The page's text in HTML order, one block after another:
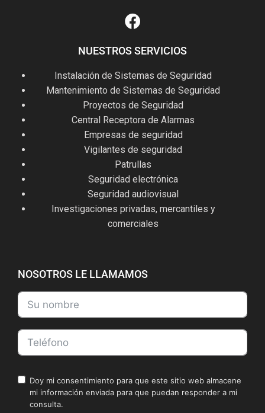
NUESTROS SERVICIOS
Instalación de Sistemas de Seguridad
Mantenimiento de Sistemas de Seguridad
Proyectos de Seguridad
Central Receptora de Alarmas
Empresas de seguridad
Vigilantes de seguridad
Patrullas
Seguridad electrónica
Seguridad audiovisual
Investigaciones privadas, mercantiles y
comerciales
NOSOTROS LE LLAMAMOS
Doy mi consentimiento para que este sitio web almacene
mi información enviada para que puedan responder a mi
consulta.